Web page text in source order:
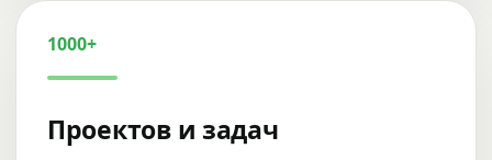
1000+
Проектов и задач